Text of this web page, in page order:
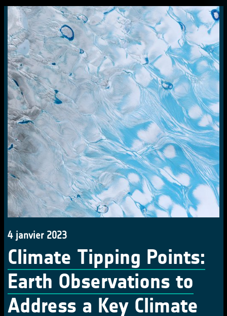
4 janvier 2023
Climate Tipping Points:
Earth Observations to
Address a Key Climate